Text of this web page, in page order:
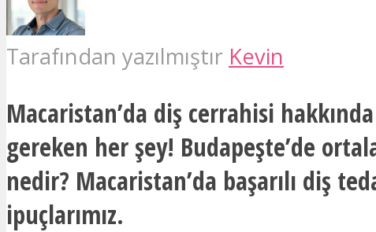
Tarafından yazılmıştır Kevin
Macaristan’da diş cerrahisi
gereken her şey! Budapeşte’de
nedir? Macaristan’da başarılı diş
ipuçlarımız.